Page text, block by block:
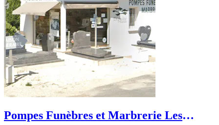
Pompes Funèbres et Marbrerie Les